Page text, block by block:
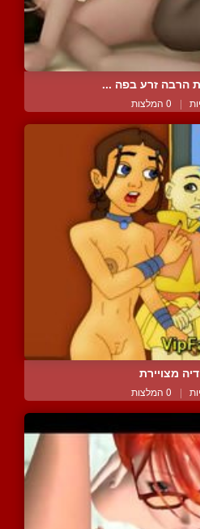
הרבה זרע בפה ...
| 0 המלצות
מצויירת
| 0 המלצות